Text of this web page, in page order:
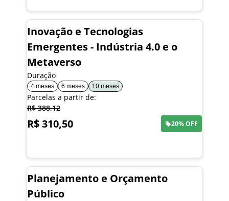
Inovação e Tecnologias
Emergentes - Indústria 4.0 e o
Metaverso
Duração
4 meses 6 meses 10 meses
Parcelas a partir de:
R$ 388,12
R$ 310,50 20% OFF
Planejamento e Orçamento
Público